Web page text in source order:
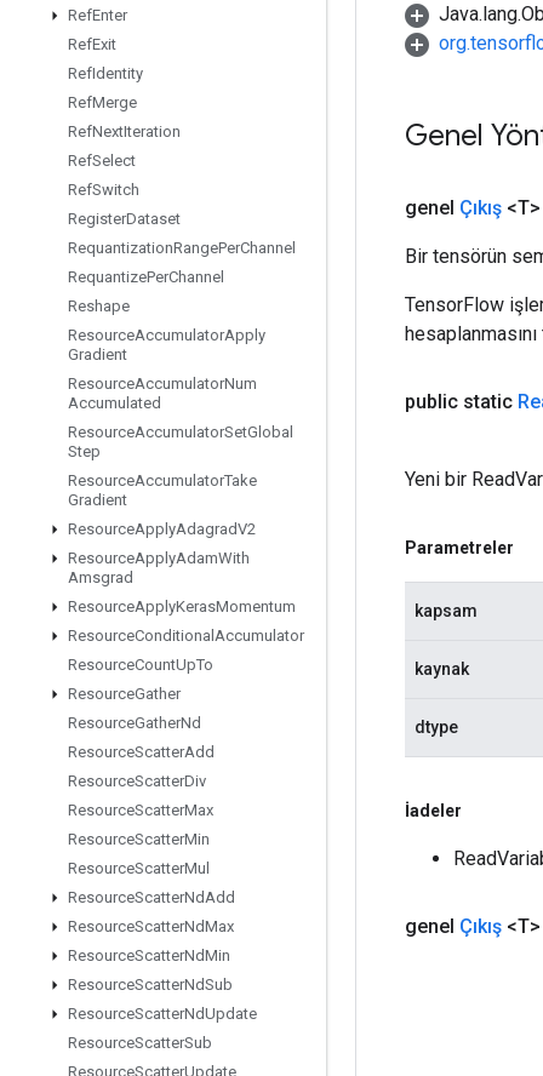
RefEnter
RefExit
RefIdentity
RefMerge
RefNextIteration
RefSelect
RefSwitch
RegisterDataset
RequantizationRangePerChannel
RequantizePerChannel
Reshape
ResourceAccumulatorApply
Gradient
ResourceAccumulatorNum
Accumulated
ResourceAccumulatorSetGlobal
Step
ResourceAccumulatorTake
Gradient
ResourceApplyAdagradV2
ResourceApplyAdamWith
Amsgrad
ResourceApplyKerasMomentum
ResourceConditional Accumulator
ResourceCountUpTo
ResourceGather
ResourceGatherNd
ResourceScatterAdd
ResourceScatterDiv
ResourceScatterMax
ResourceScatterMin
ResourceScatterMul
ResourceScatterNdAdd
ResourceScatterNdMax
ResourceScatterNdMin
ResourceScatterNdSub
ResourceScatterNdUpdate
ResourceScatterSub
ResourceScatterUpdate
Genel
genel Çıkış <T>
Bir tensörün
TensorFlow
public static
Yeni bir
Parametreler
kapsam
kaynak
dtype
İadeler
genel Çıkış <T>